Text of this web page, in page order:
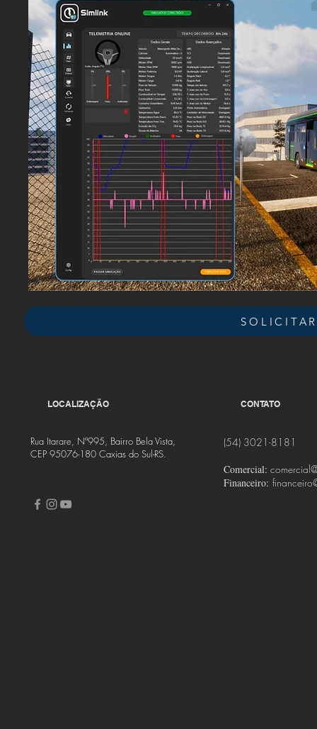
LOCALIZAÇÃO CONTATO
Rua Itarare, Nº995, Bairro Bela Vista,
CEP 95076-180 Caxias do Sul-RS.
(54) 3021-8181
Comercial:
Financeiro: